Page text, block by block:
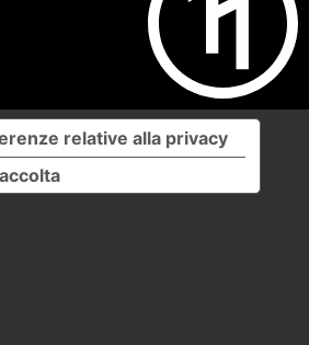
relative alla privacy